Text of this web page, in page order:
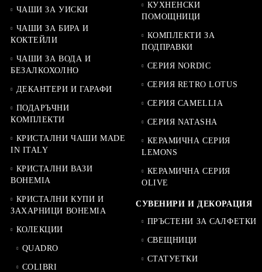
ЧАШИ ЗА УИСКИ
ЧАШИ ЗА БИРА И
КОКТЕЙЛИ
ЧАШИ ЗА ВОДА И
БЕЗАЛКОХОЛНО
ДЕКАНТЕРИ И ГАРАФИ
ПОДАРЪЧНИ
КОМПЛЕКТИ
КРИСТАЛНИ ЧАШИ MADE
IN ITALY
КРИСТАЛНИ ВАЗИ
BOHEMIA
КРИСТАЛНИ КУПИ И
ЗАХАРНИЦИ BOHEMIA
КОЛЕКЦИИ
QUADRO
COLIBRI
КУХНЕНСКИ
ПОМОЩНИЦИ
КОМПЛЕКТИ ЗА
ПОДПРАВКИ
СЕРИЯ NORDIC
СЕРИЯ RETRO LOTUS
СЕРИЯ CAMELLIA
СЕРИЯ NATASHA
КЕРАМИЧНА СЕРИЯ
LEMONS
КЕРАМИЧНА СЕРИЯ
OLIVE
СУВЕНИРИ И ДЕКОРАЦИЯ
ПРЪСТЕНИ ЗА САЛФЕТКИ
СВЕЩНИЦИ
СТАТУЕТКИ